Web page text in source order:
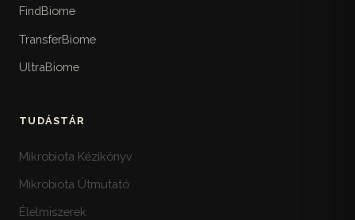
FindBiome
TransferBiome
UltraBiome
TUDÁSTÁR
Mikrobiota Kézikönyv
Mikrobiota Útmutató
Élelmiszerek